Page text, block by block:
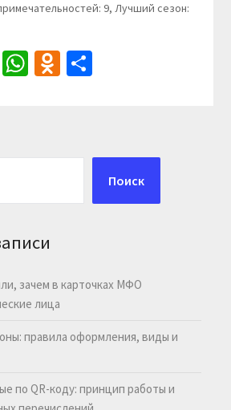
9, Лучший сезон:
WhatsApp
Odnoklassniki
Отправить
Поиск
зачем в карточках МФО
лица
правила оформления, виды и
по QR-коду: принцип работы и